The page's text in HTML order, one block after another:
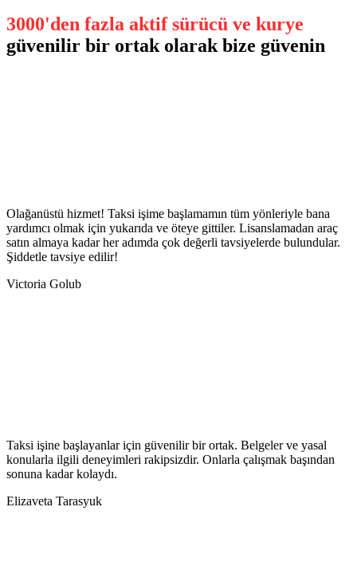
3000'den fazla aktif sürücü ve kurye
güvenilir bir ortak olarak bize güvenin
Olağanüstü hizmet! Taksi işime başlamamın tüm yönleriyle bana
yardımcı olmak için yukarıda ve öteye gittiler. Lisanslamadan araç
satın almaya kadar her adımda çok değerli tavsiyelerde bulundular.
Şiddetle tavsiye edilir!
Victoria Golub
Taksi işine başlayanlar için güvenilir bir ortak. Belgeler ve yasal
konularla ilgili deneyimleri rakipsizdir. Onlarla çalışmak başından
sonuna kadar kolaydı.
Elizaveta Tarasyuk